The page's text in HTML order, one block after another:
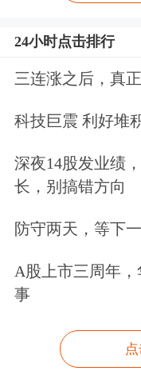
会议，听取和
报告和最高人
民检察院工作
大会常务委员
和有关法律和
后在人民大会
访活动，邀请
界面新闻：
24小时点击排行
三连涨之后，真
科技巨震 利好堆
深夜14股发业绩
长，别搞错方向
防守两天，等下
A股上市三周年
事